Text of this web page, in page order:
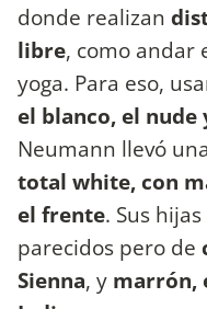
donde realizan
libre, como andar
yoga. Para eso,
el blanco, el nude
Neumann llevó una
total white, con
el frente. Sus
parecidos pero de
Sienna, y marrón,